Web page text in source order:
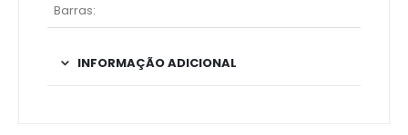
Barras:
INFORMAÇÃO ADICIONAL